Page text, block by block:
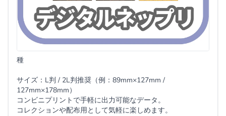
種
サイズ：L判 / 2L判推奨（例：89mm×127mm /
127mm×178mm）
コンビニプリントで手軽に出力可能なデータ。
コレクションや配布用として気軽に楽しめます。